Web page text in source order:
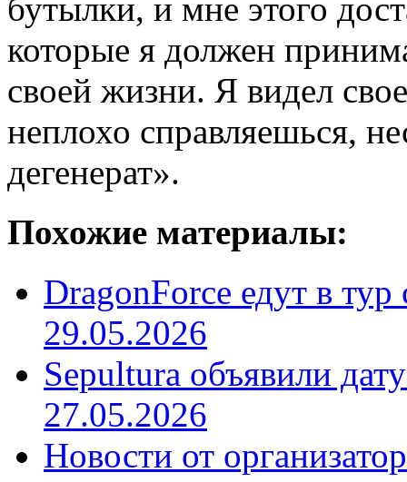
бутылки, и мне этого
которые я должен
своей жизни. Я видел
неплохо справляешься,
дегенерат».
Похожие материалы:
DragonForce едут в
29.05.2026
Sepultura объявили
27.05.2026
Новости от